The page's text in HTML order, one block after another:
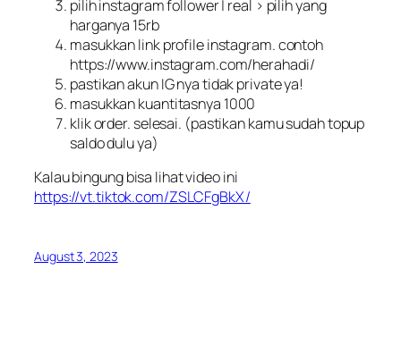
pilih instagram follower | real > pilih yang
harganya 15rb
masukkan link profile instagram. contoh
https://www.instagram.com/herahadi/
pastikan akun IG nya tidak private ya!
masukkan kuantitasnya 1000
klik order. selesai. (pastikan kamu sudah topup
saldo dulu ya)
Kalau bingung bisa lihat video ini
https://vt.tiktok.com/ZSLCFgBkX/
August 3, 2023